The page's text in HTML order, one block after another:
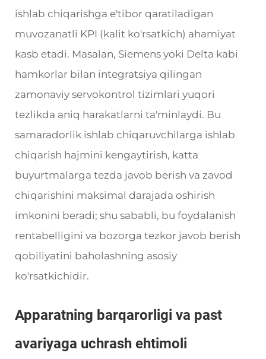
ishlab chiqarishga e'tibor qaratiladigan
muvozanatli KPI (kalit ko'rsatkich) ahamiyat
kasb etadi. Masalan, Siemens yoki Delta kabi
hamkorlar bilan integratsiya qilingan
zamonaviy servokontrol tizimlari yuqori
tezlikda aniq harakatlarni ta'minlaydi. Bu
samaradorlik ishlab chiqaruvchilarga ishlab
chiqarish hajmini kengaytirish, katta
buyurtmalarga tezda javob berish va zavod
chiqarishini maksimal darajada oshirish
imkonini beradi; shu sababli, bu foydalanish
rentabelligini va bozorga tezkor javob berish
qobiliyatini baholashning asosiy
ko'rsatkichidir.
Apparatning barqarorligi va past
avariyaga uchrash ehtimoli